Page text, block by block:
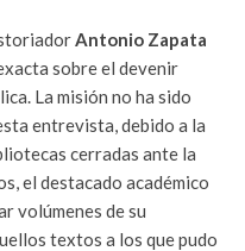
Antonio Zapata
sobre el devenir
La misión no ha sido
entrevista, debido a la
cerradas ante la
el destacado académico
volúmenes de su
textos a los que pudo